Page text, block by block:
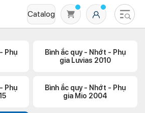
Catalog
Phụ
Bình ắc quy - Nhớt - Phụ
gia Luvias 2010
Phụ
Bình ắc quy - Nhớt - Phụ
gia Mio 2004